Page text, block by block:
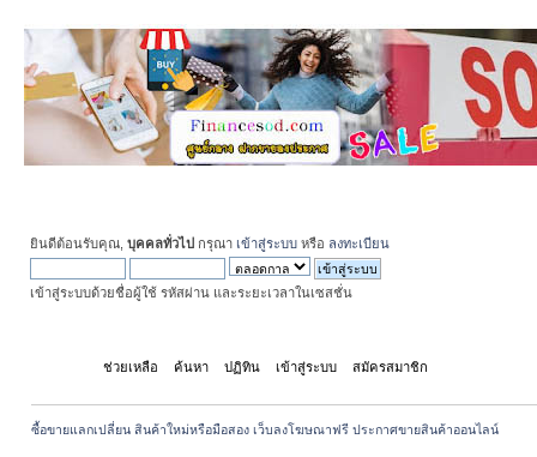
ยินดีต้อนรับคุณ, บุคคลทั่วไป กรุณา เข้าสู่ระบบ หรือ ลงทะเบียน
เข้าสู่ระบบด้วยชื่อผู้ใช้ รหัสผ่าน และระยะเวลาในเซสชั่น
ช่วยเหลือ ค้นหา ปฏิทิน เข้าสู่ระบบ สมัครสมาชิก
ซื้อขายแลกเปลี่ยน สินค้าใหม่หรือมือสอง เว็บลงโฆษณาฟรี ประกาศขายสินค้าออนไลน์